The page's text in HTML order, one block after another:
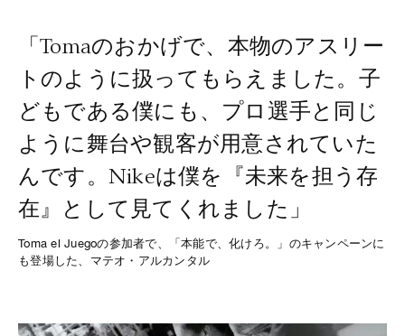
「Tomaのおかげで、本物のアスリー
トのように扱ってもらえました。子
どもである僕にも、プロ選手と同じ
ように舞台や観客が用意されていた
んです。Nikeは僕を『未来を担う存
在』として見てくれました」
Toma el Juegoの参加者で、「本能で、化けろ。」のキャンペーンに
も登場した、マテオ・アルカンタル